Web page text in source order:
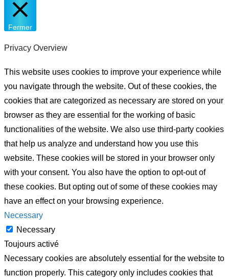
Fermer
Privacy Overview
This website uses cookies to improve your experience while
you navigate through the website. Out of these cookies, the
cookies that are categorized as necessary are stored on your
browser as they are essential for the working of basic
functionalities of the website. We also use third-party cookies
that help us analyze and understand how you use this
website. These cookies will be stored in your browser only
with your consent. You also have the option to opt-out of
these cookies. But opting out of some of these cookies may
have an effect on your browsing experience.
Necessary
Necessary
Toujours activé
Necessary cookies are absolutely essential for the website to
function properly. This category only includes cookies that